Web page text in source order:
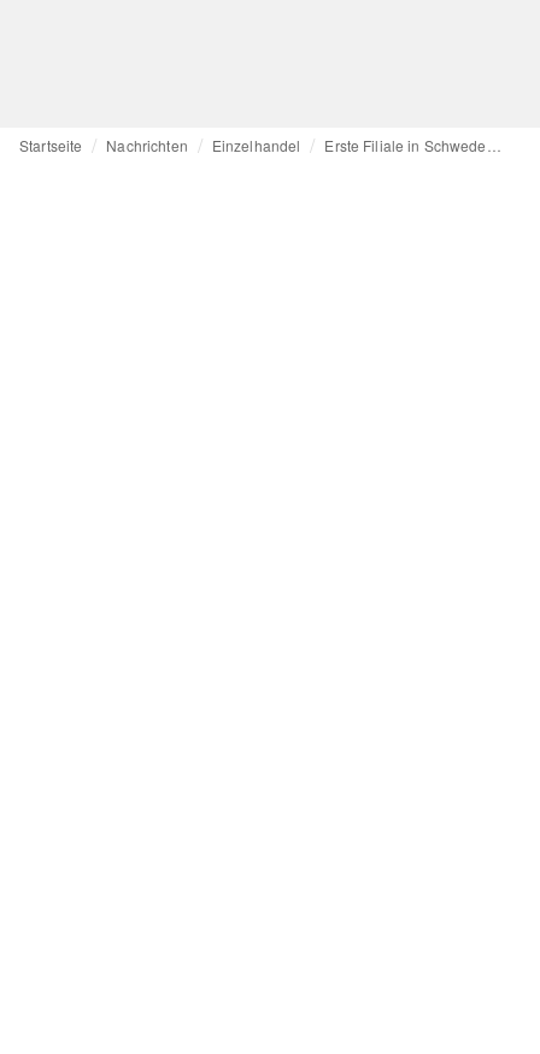
Startseite Nachrichten Einzelhandel